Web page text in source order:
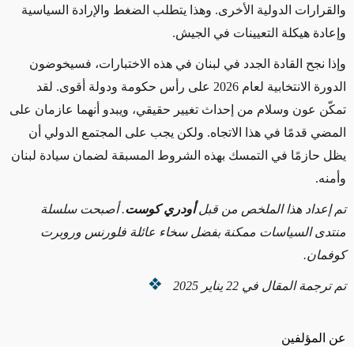
عن المؤلفين
والقرارات الدولية الأخرى. وهذا يتطلب الضغط والإرادة السياسية
وإعادة هيكلة التعيينات في الجيش.
وإذا نجح القادة الجدد في لبنان في هذه الاختبارات، فسيخوضون
الدورة الانتخابية لعام 2026 على رأس حكومة ودولة أقوى. لقد
تمكّن عون وسلام من إحداث تغيير حقيقي، ويبدو أنهما عازمان على
المضي قدمًا في هذا الاتجاه. ولكن يجب على المجتمع الدولي أن
يظل حازمًا في التمسك بهذه الشروط المسبقة لضمان سيادة لبنان
وأمنه.
تم إعداد هذا الملخص من قبلأودري كوست. أصبحت سلسلة
منتدى السياسات ممكنة بفضل سخاء عائلة فلورنس وروبرت
كوفمان.
تم ترجمة المقال في 22 يناير